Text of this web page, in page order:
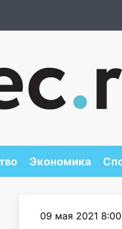
Экономика
09 мая 2021 8:00